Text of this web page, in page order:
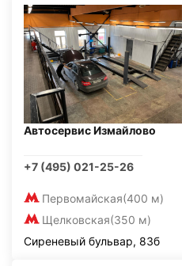
Автосервис Измайлово
+7 (495) 021-25-26
Первомайская(400 м)
Щелковская(350 м)
Сиреневый бульвар, 83б